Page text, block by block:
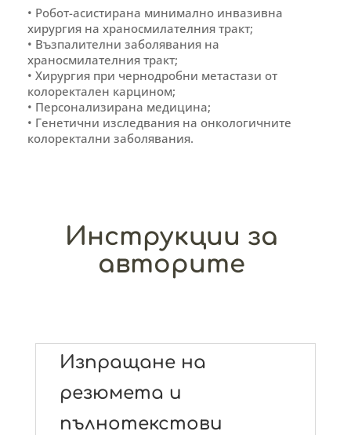
• Робот-асистирана минимално инвазивна
хирургия на храносмилателния тракт;
• Възпалителни заболявания на
храносмилателния тракт;
• Хирургия при чернодробни метастази от
колоректален карцином;
• Персонализирана медицина;
• Генетични изследвания на онкологичните
колоректални заболявания.
Инструкции за
авторите
Изпращане на
резюмета и
пълнотекстови